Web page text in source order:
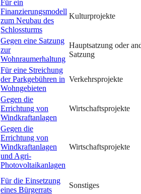
Für ein
Finanzierungsmodell
zum Neubau des
Schlossturms
Kulturprojekte
Gegen eine Satzung
zur
Wohnraumerhaltung
Hauptsatzung oder
Satzung
Für eine Streichung
der Parkgebühren in
Wohngebieten
Verkehrsprojekte
Gegen die
Errichtung von
Windkraftanlagen
Wirtschaftsprojekte
Gegen die
Errichtung von
Windkraftanlagen
und Agri-
Photovoltaikanlagen
Wirtschaftsprojekte
Für die Einsetzung
eines Bürgerrats
Sonstiges